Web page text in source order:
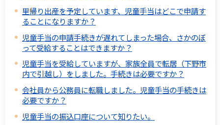
里帰り出産を予定しています、児童手当はどこで申請す
ることになりますか？
児童手当の申請手続きが遅れてしまった場合、さかのぼ
って受給することはできますか？
児童手当を受給していますが、家族全員で転居（下野市
内で引越し）をしました。手続きは必要ですか？
会社員から公務員に転職しました。児童手当の手続きは
必要ですか？
児童手当の振込口座について知りたい。